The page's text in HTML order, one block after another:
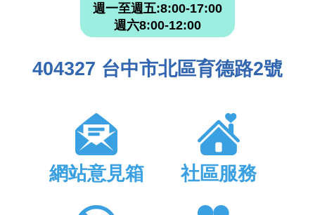
週一至週五:8:00-17:00
週六8:00-12:00
404327 台中市北區育德路2號
網站意見箱 社區服務